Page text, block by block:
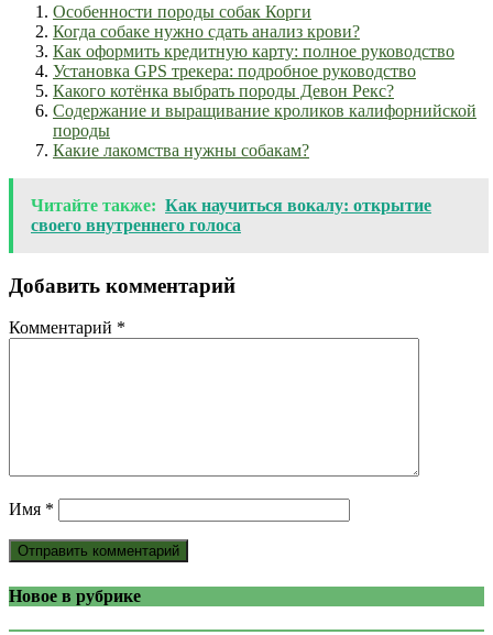
Особенности породы собак Корги
Когда собаке нужно сдать анализ крови?
Как оформить кредитную карту: полное руководство
Установка GPS трекера: подробное руководство
Какого котёнка выбрать породы Девон Рекс?
Содержание и выращивание кроликов калифорнийской
породы
Какие лакомства нужны собакам?
Читайте также: Как научиться вокалу: открытие
своего внутреннего голоса
Добавить комментарий
Комментарий *
Имя *
Новое в рубрике